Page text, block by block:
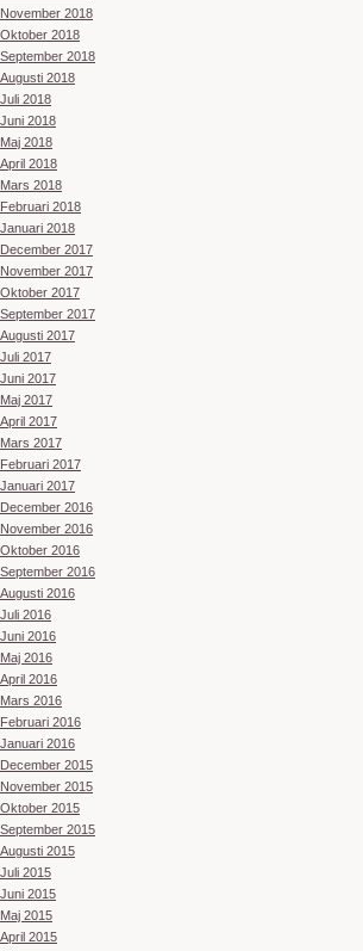
November 2018
Oktober 2018
September 2018
Augusti 2018
Juli 2018
Juni 2018
Maj 2018
April 2018
Mars 2018
Februari 2018
Januari 2018
December 2017
November 2017
Oktober 2017
September 2017
Augusti 2017
Juli 2017
Juni 2017
Maj 2017
April 2017
Mars 2017
Februari 2017
Januari 2017
December 2016
November 2016
Oktober 2016
September 2016
Augusti 2016
Juli 2016
Juni 2016
Maj 2016
April 2016
Mars 2016
Februari 2016
Januari 2016
December 2015
November 2015
Oktober 2015
September 2015
Augusti 2015
Juli 2015
Juni 2015
Maj 2015
April 2015